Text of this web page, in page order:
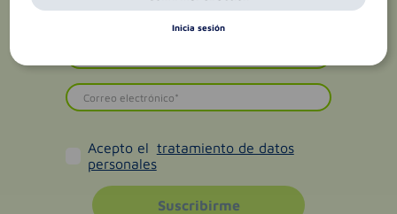
Acepto el tratamiento de datos
personales
Suscribirme
Inicia sesión